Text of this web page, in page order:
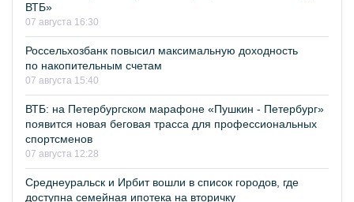
ВТБ»
07 августа 16:30
Россельхозбанк повысил максимальную доходность
по накопительным счетам
07 августа 15:40
ВТБ: на Петербургском марафоне «Пушкин - Петербург»
появится новая беговая трасса для профессиональных
спортсменов
07 августа 12:28
Среднеуральск и Ирбит вошли в список городов, где
доступна семейная ипотека на вторичку